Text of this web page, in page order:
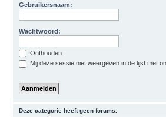
Gebruikersnaam:
Wachtwoord:
Onthouden
Mij deze sessie niet weergeven in de lijst met
Deze categorie heeft geen forums.